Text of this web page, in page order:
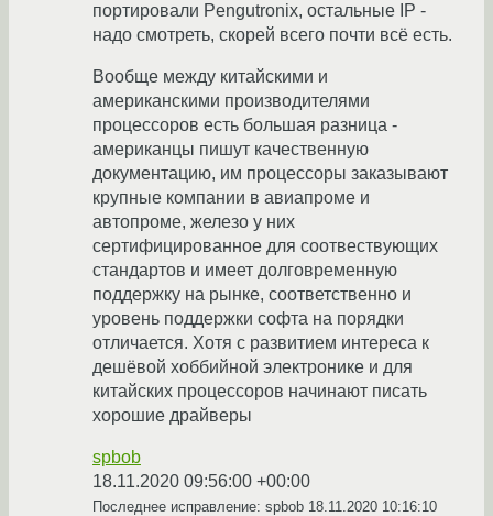
портировали Pengutronix, остальные IP -
надо смотреть, скорей всего почти всё есть.
Вообще между китайскими и
американскими производителями
процессоров есть большая разница -
американцы пишут качественную
документацию, им процессоры заказывают
крупные компании в авиапроме и
автопроме, железо у них
сертифицированное для соотвествующих
стандартов и имеет долговременную
поддержку на рынке, соответственно и
уровень поддержки софта на порядки
отличается. Хотя с развитием интереса к
дешёвой хоббийной электронике и для
китайских процессоров начинают писать
хорошие драйверы
spbob
18.11.2020 09:56:00 +00:00
Последнее исправление: spbob 18.11.2020 10:16:10